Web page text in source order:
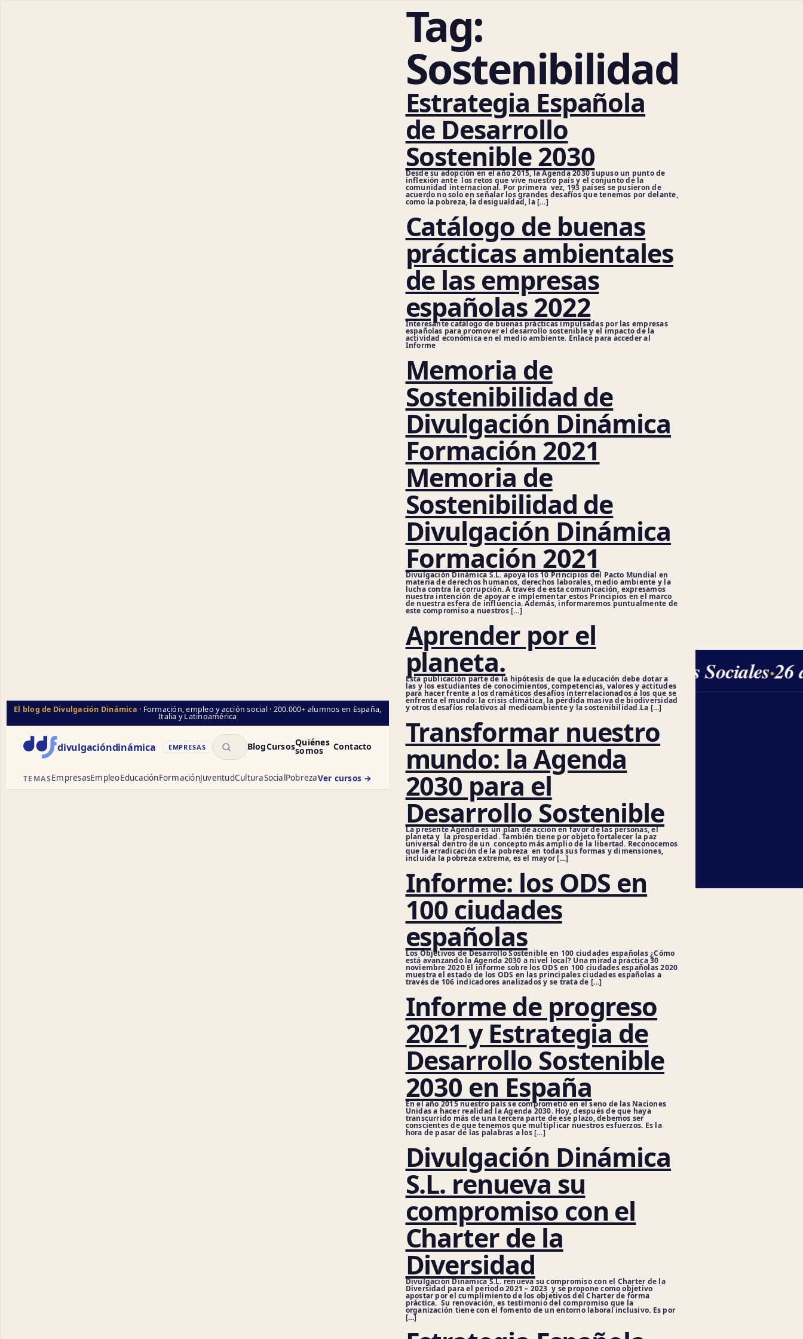
El blog de Divulgación Dinámica · Formación, empleo y acción social · 200.000+ alumnos en España,
Italia y Latinoamérica
divulgacióndinámica EMPRESAS
Buscar
BlogCursosQuiénes
somos Contacto
TEMASEmpresasEmpleoEducaciónFormaciónJuventudCulturaSocialPobrezaVer cursos →
Tag:
Sostenibilidad
Estrategia Española
de Desarrollo
Sostenible 2030
Desde su adopción en el año 2015, la Agenda 2030 supuso un punto de
inflexión ante los retos que vive nuestro país y el conjunto de la
comunidad internacional. Por primera vez, 193 países se pusieron de
acuerdo no solo en señalar los grandes desafíos que tenemos por delante,
como la pobreza, la desigualdad, la […]
Catálogo de buenas
prácticas ambientales
de las empresas
españolas 2022
Interesante catálogo de buenas prácticas impulsadas por las empresas
españolas para promover el desarrollo sostenible y el impacto de la
actividad económica en el medio ambiente. Enlace para acceder al
Informe
Memoria de
Sostenibilidad de
Divulgación Dinámica
Formación 2021
Memoria de
Sostenibilidad de
Divulgación Dinámica
Formación 2021
Divulgación Dinámica S.L. apoya los 10 Principios del Pacto Mundial en
materia de derechos humanos, derechos laborales, medio ambiente y la
lucha contra la corrupción. A través de esta comunicación, expresamos
nuestra intención de apoyar e implementar estos Principios en el marco
de nuestra esfera de influencia. Además, informaremos puntualmente de
este compromiso a nuestros […]
Aprender por el
planeta.
Esta publicación parte de la hipótesis de que la educación debe dotar a
las y los estudiantes de conocimientos, competencias, valores y actitudes
para hacer frente a los dramáticos desafíos interrelacionados a los que se
enfrenta el mundo: la crisis climática, la pérdida masiva de biodiversidad
y otros desafíos relativos al medioambiente y la sostenibilidad.La […]
Transformar nuestro
mundo: la Agenda
2030 para el
Desarrollo Sostenible
La presente Agenda es un plan de acción en favor de las personas, el
planeta y la prosperidad. También tiene por objeto fortalecer la paz
universal dentro de un concepto más amplio de la libertad. Reconocemos
que la erradicación de la pobreza en todas sus formas y dimensiones,
incluida la pobreza extrema, es el mayor […]
Informe: los ODS en
100 ciudades
españolas
Los Objetivos de Desarrollo Sostenible en 100 ciudades españolas ¿Cómo
está avanzando la Agenda 2030 a nivel local? Una mirada práctica 30
noviembre 2020 El informe sobre los ODS en 100 ciudades españolas 2020
muestra el estado de los ODS en las principales ciudades españolas a
través de 106 indicadores analizados y se trata de […]
Informe de progreso
2021 y Estrategia de
Desarrollo Sostenible
2030 en España
En el año 2015 nuestro país se comprometió en el seno de las Naciones
Unidas a hacer realidad la Agenda 2030. Hoy, después de que haya
transcurrido más de una tercera parte de ese plazo, debemos ser
conscientes de que tenemos que multiplicar nuestros esfuerzos. Es la
hora de pasar de las palabras a los […]
Divulgación Dinámica
S.L. renueva su
compromiso con el
Charter de la
Diversidad
Divulgación Dinámica S.L. renueva su compromiso con el Charter de la
Diversidad para el periodo 2021 – 2023 y se propone como objetivo
apostar por el cumplimiento de los objetivos del Charter de forma
práctica. Su renovación, es testimonio del compromiso que la
organización tiene con el fomento de un entorno laboral inclusivo. Es por
[…]
Ciencias Sociales·26